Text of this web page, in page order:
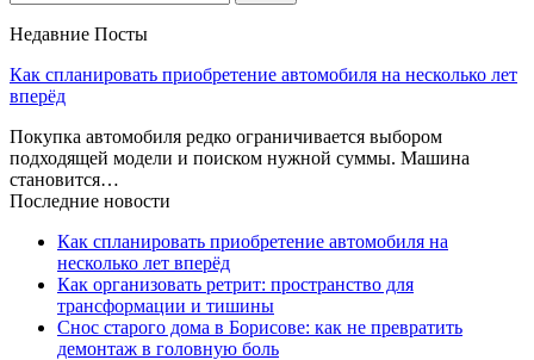
Недавние Посты
Как спланировать приобретение автомобиля на несколько лет
вперёд
Покупка автомобиля редко ограничивается выбором
подходящей модели и поиском нужной суммы. Машина
становится…
Последние новости
Как спланировать приобретение автомобиля на
несколько лет вперёд
Как организовать ретрит: пространство для
трансформации и тишины
Снос старого дома в Борисове: как не превратить
демонтаж в головную боль